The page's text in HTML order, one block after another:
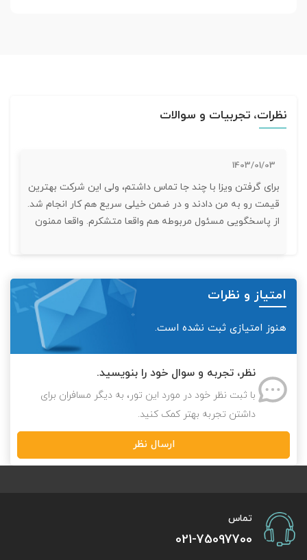
نظرات، تجربیات و سوالات
برای گرفتن ویزا با چند جا تماس داشتم، ولی این شرکت بهترین
قیمت رو به من دادند و در ضمن خیلی سریع هم کار انجام شد.
از پاسخگویی مسئول مربوطه هم واقعا متشکرم. واقعا ممنون
امتیاز و نظرات
هنوز امتیازی ثبت نشده است.
نظر، تجربه و سوال خود را بنویسید.
با ثبت نظر خود در مورد این تور، به دیگر مسافران برای
داشتن تجربه بهتر کمک کنید.
ارسال نظر
تماس
021-75097700
تور کویر مصر
تور کویر ابوزیدآباد
تور هرمز
تور ماسوله
تور گلستان
تور سوباتان
تور چابهار
تور مرداب هسل
تور کاشان
تور اصفهان
تور آفرود
تور زیارتی اقساطی